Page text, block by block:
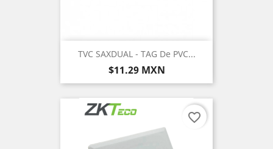
TVC SAXDUAL - TAG De PVC...
Precio
$11.29 MXN
favorite_border